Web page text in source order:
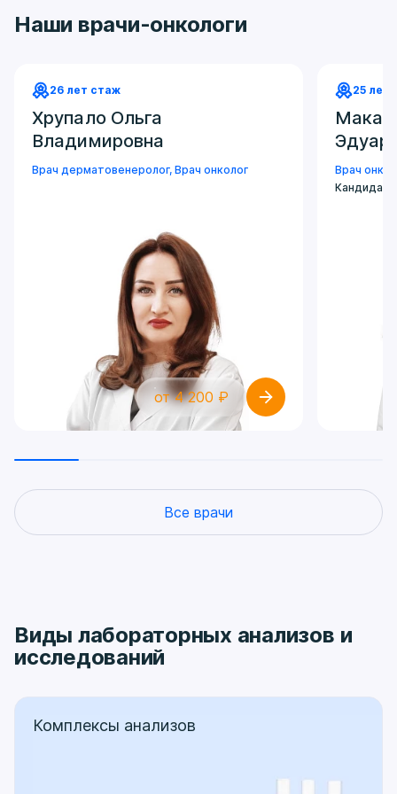
Наши врачи-онкологи
26 лет стаж
Хрупало Ольга
Владимировна
Врач дерматовенеролог, Врач онколог
от 4 200 ₽
25 лет
Врач
Кандидат
Все врачи
Виды лабораторных анализов и
исследований
Комплексы анализов